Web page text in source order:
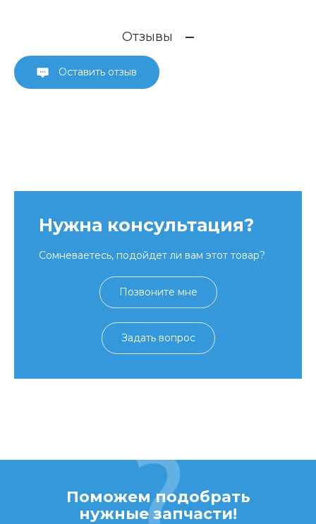
Отзывы
Оставить отзыв
Нужна консультация?
Сомневаетесь, подойдет ли вам этот товар?
Позвоните мне
Задать вопрос
Поможем подобрать
нужные запчасти!